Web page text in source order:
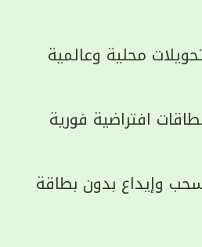
محلية وعالمية
افتراضية فورية
وإيداع بدون بطاقة